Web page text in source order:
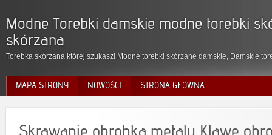
Modne Torebki damskie modne torebki
skórzana
Torebka skórzana której szukasz! Modne torebki skórzane damskie, Damskie
MAPA STRONY NOWOŚCI STRONA GŁÓWNA